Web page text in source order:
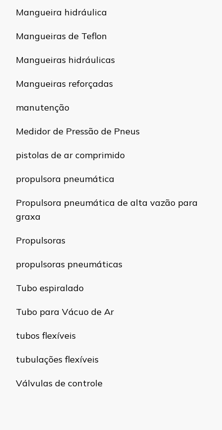
Mangueira hidráulica
Mangueiras de Teflon
Mangueiras hidráulicas
Mangueiras reforçadas
manutenção
Medidor de Pressão de Pneus
pistolas de ar comprimido
propulsora pneumática
Propulsora pneumática de alta vazão para
graxa
Propulsoras
propulsoras pneumáticas
Tubo espiralado
Tubo para Vácuo de Ar
tubos flexíveis
tubulações flexíveis
Válvulas de controle